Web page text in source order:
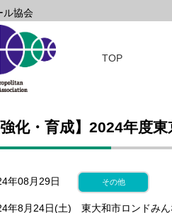
ル協会
TOP
強化・育成】2024年度
年08月29日 その他
年8月24日(土) 東大和市ロンドみん